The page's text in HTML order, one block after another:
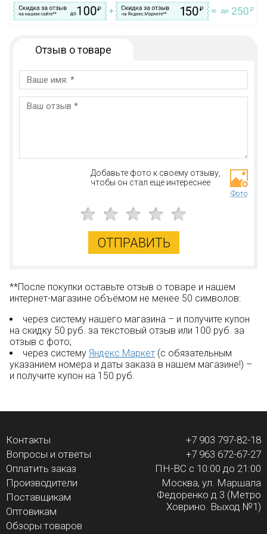
Отзыв о товаре
Добавьте фото к своему отзыву,
чтобы он стал еще интереснее
Фото
ОТПРАВИТЬ
**После покупки оставьте отзыв о товаре и нашем
интернет-магазине объёмом не менее 50 символов:
через систему нашего магазина – и получите купон
на скидку 50 руб. за текстовый отзыв или 100 руб. за
отзыв с фото;
через систему Яндекс.Маркет (с обязательным
указанием номера и даты заказа в нашем магазине!) –
и получите купон на 150 руб.
Контакты
Вопросы и ответы
Оплатить заказ
Производители
Поставщикам
Оптовикам
Обзоры товаров
+7 903 797-82-18
+7 963 672-67-27
ПН-ВС с 10:00 до 21:00
Москва, ул. Маршала
Федоренко д.3 (Метро
Ховрино. Выход №1)